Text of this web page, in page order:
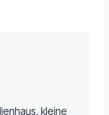
kleine